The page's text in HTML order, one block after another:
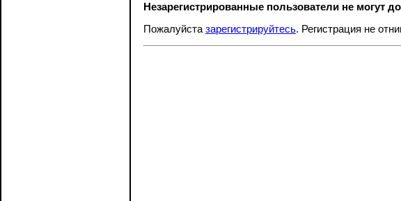
Незарегистрированные пользователи не могут
Пожалуйста зарегистрируйтесь. Регистрация не